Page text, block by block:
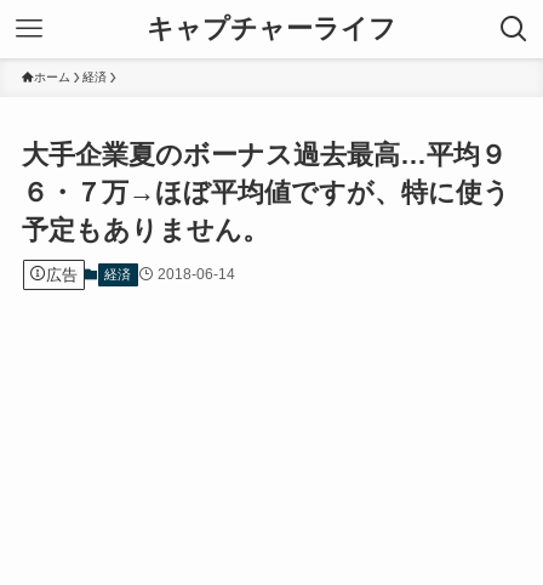
キャプチャーライフ
ホーム 経済
大手企業夏のボーナス過去最高…平均９
６・７万→ほぼ平均値ですが、特に使う
予定もありません。
広告 経済 2018-06-14